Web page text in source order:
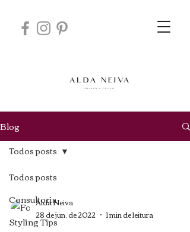
Blog
Todos posts
Consultoria
Styling Tips
Todos posts
Alda Neiva
28 de jun. de 2022
1 min de leitura